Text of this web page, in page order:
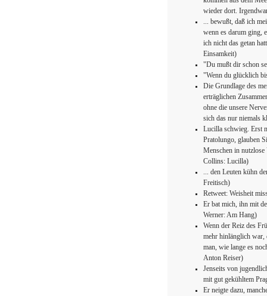
wieder dort.
... bewußt, daß ich
wenn es darum ging,
ich nicht das getan
Einsamkeit)
"Du mußt dir schon
"Wenn du glücklich
Die Grundlage des
erträglichen
ohne die unsere
sich das nur niemals
Lucilla schwieg. Erst
Pratolungo, glauben
Menschen in
Collins: Lucilla)
... den Leuten kühn
Freitisch)
Retweet: Weisheit
Er bat mich, ihn mit
Werner: Am Hang)
Wenn der Reiz des
mehr hinlänglich war,
man, wie lange es
Anton Reiser)
Jenseits von
mit gut gekühltem
Er neigte dazu,